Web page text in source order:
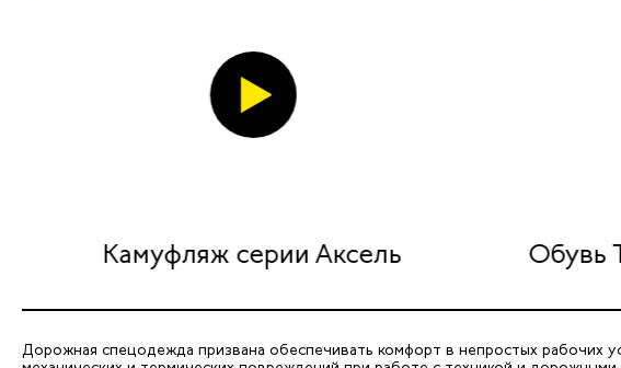
Камуфляж серии Аксель Обувь
Дорожная спецодежда призвана обеспечивать комфорт в непростых рабочих